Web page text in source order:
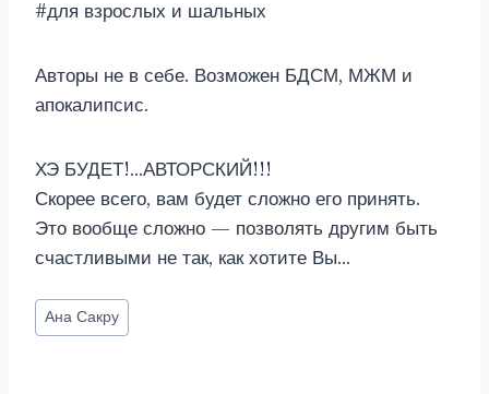
#для взрослых и шальных
Авторы не в себе. Возможен БДСМ, МЖМ и
апокалипсис.
ХЭ БУДЕТ!…АВТОРСКИЙ!!!
Скорее всего, вам будет сложно его принять.
Это вообще сложно — позволять другим быть
счастливыми не так, как хотите Вы…
Метки
записи:
Ана Сакру